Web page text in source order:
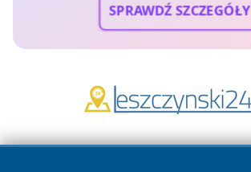
SPRAWDŹ SZCZEGÓŁY